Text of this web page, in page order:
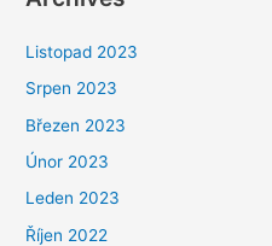
Listopad 2023
Srpen 2023
Březen 2023
Únor 2023
Leden 2023
Říjen 2022